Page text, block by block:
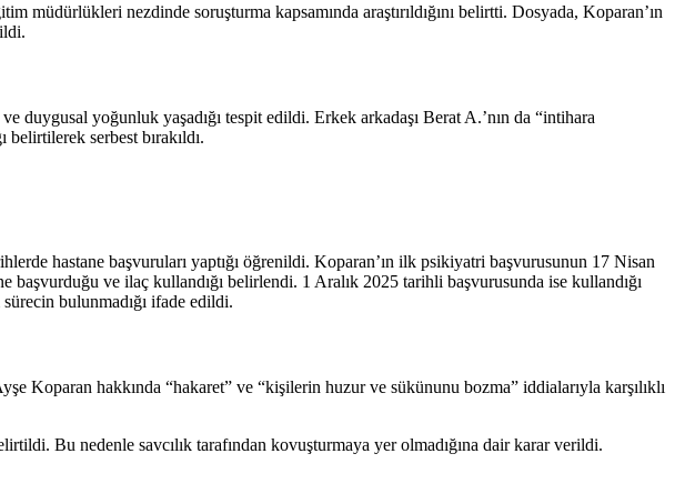
müdürlükleri nezdinde soruşturma kapsamında araştırıldığını belirtti. Dosyada, Koparan’ın
duygusal yoğunluk yaşadığı tespit edildi. Erkek arkadaşı Berat A.’nın da “intihara
serbest bırakıldı.
hastane başvuruları yaptığı öğrenildi. Koparan’ın ilk psikiyatri başvurusunun 17 Nisan
ve ilaç kullandığı belirlendi. 1 Aralık 2025 tarihli başvurusunda ise kullandığı
bulunmadığı ifade edildi.
Koparan hakkında “hakaret” ve “kişilerin huzur ve sükünunu bozma” iddialarıyla karşılıklı
Bu nedenle savcılık tarafından kovuşturmaya yer olmadığına dair karar verildi.